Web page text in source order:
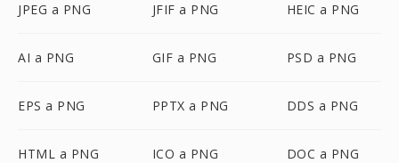
JPEG a PNG JFIF a PNG HEIC a PNG
AI a PNG GIF a PNG PSD a PNG
EPS a PNG PPTX a PNG DDS a PNG
HTML a PNG ICO a PNG DOC a PNG